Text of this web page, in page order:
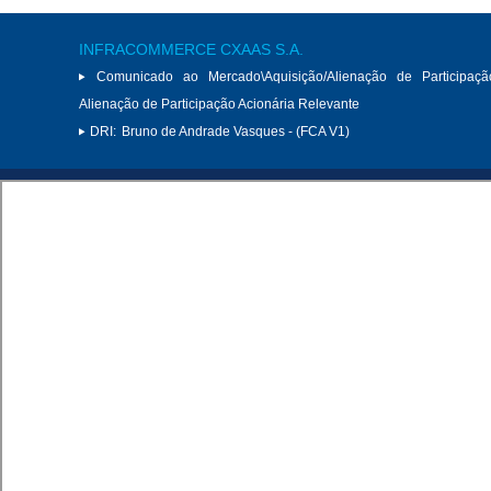
INFRACOMMERCE CXAAS S.A.
Comunicado ao Mercado\Aquisição/Alienação de
Alienação de Participação Acionária Relevante
DRI: Bruno de Andrade Vasques - (FCA V1)